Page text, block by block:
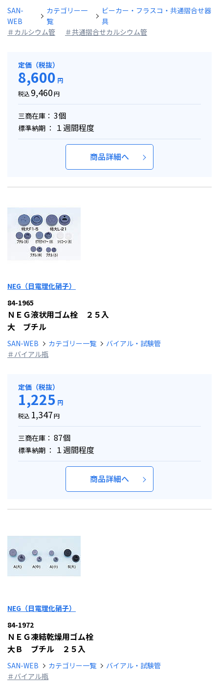
SAN-
WEB
カテゴリー一
覧
ビーカー・フラスコ・共通摺合せ器
具
＃カルシウム管
＃共通摺合せカルシウム管
定価（税抜）
8,600 円
税込 9,460円
三商在庫： 3個
標準納期 ： １週間程度
商品詳細へ
NEG（日電理化硝子）
84-1965
ＮＥＧ液状用ゴム栓 ２５入
大 ブチル
SAN-WEB カテゴリー一覧
バイアル・試験管
＃バイアル瓶
定価（税抜）
1,225 円
税込 1,347円
三商在庫： 87個
標準納期 ： １週間程度
商品詳細へ
NEG（日電理化硝子）
84-1972
ＮＥＧ凍結乾燥用ゴム栓
大Ｂ ブチル ２５入
SAN-WEB カテゴリー一覧
バイアル・試験管
＃バイアル瓶